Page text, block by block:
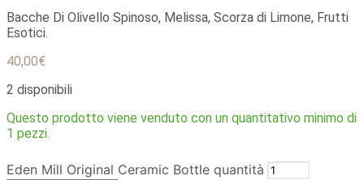
Bacche Di Olivello Spinoso, Melissa, Scorza di Limone, Frutti
Esotici.
40,00€
2 disponibili
Questo prodotto viene venduto con un quantitativo minimo di
1 pezzi.
Eden Mill Original Ceramic Bottle quantità